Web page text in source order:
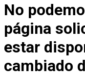
No
página
estar
cambiado